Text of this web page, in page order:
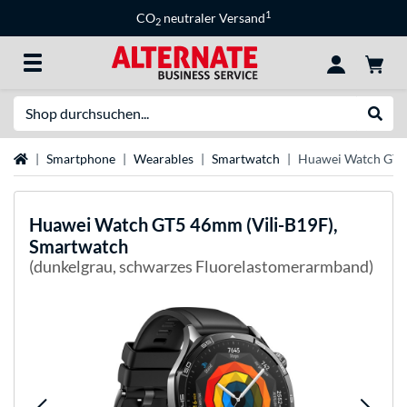
CO2 neutraler Versand1
StartseiteSmartphone Wearables Smartwatch Huawei Watch
HuaweiWatch GT5 46mm (Vili-B19F),
Smartwatch
(dunkelgrau, schwarzes Fluorelastomerarmband)